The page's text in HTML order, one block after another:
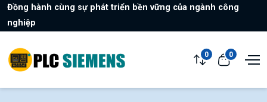
Đồng hành cùng sự phát triển bền vững của ngành công
nghiệp
0 0